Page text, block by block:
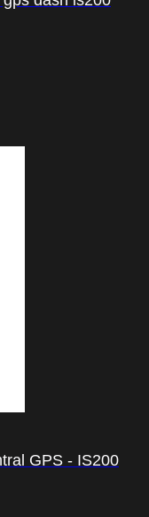
GPS - IS200